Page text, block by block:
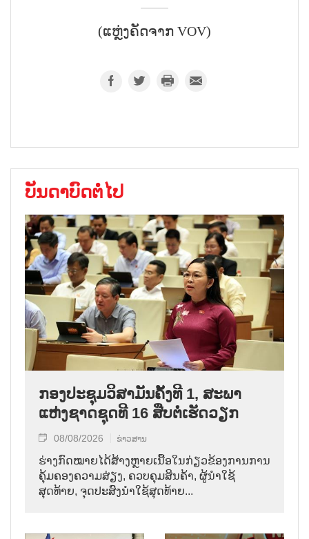
(ແຫຼ່ງຄັດຈາກ VOV)
ບັນດາບົດຕໍ່ໄປ
ກອງປະຊຸມວິສາມັນຄັ້ງທີ 1, ສະພາ
ແຫ່ງຊາດຊຸດທີ 16 ສືບຕໍ່ເຮັດວຽກ
08/08/2026 ຂ່າວສານ
ຮ່າງກົດໝາຍໄດ້ສ້າງຫຼາຍເນື້ອໃນກ່ຽວຂ້ອງການການ
ຄຸ້ມຄອງຄວາມສ່ຽງ, ຄວບຄຸມສິນຄ້າ, ຜູ້ນຳໃຊ້
ສຸດທ້າຍ, ຈຸດປະສົງນຳໃຊ້ສຸດທ້າຍ...